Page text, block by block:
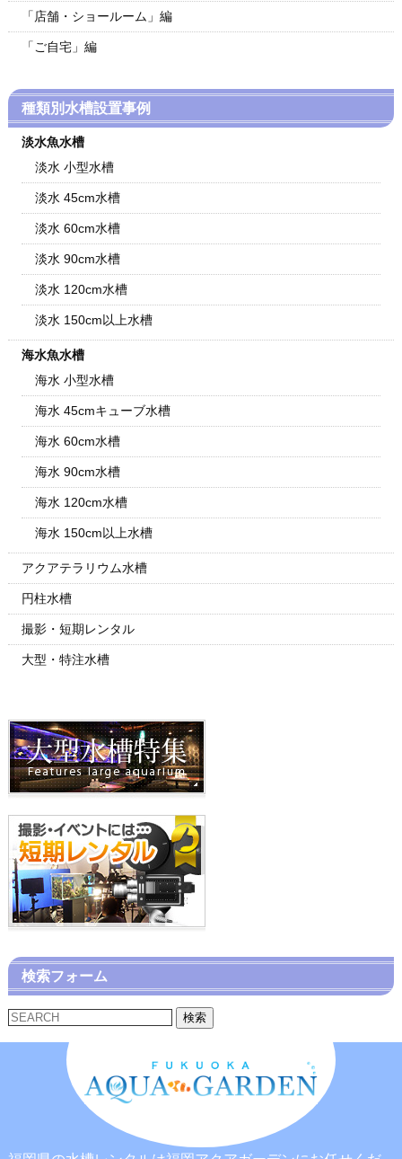
「店舗・ショールーム」編
「ご自宅」編
種類別水槽設置事例
淡水魚水槽
淡水 小型水槽
淡水 45cm水槽
淡水 60cm水槽
淡水 90cm水槽
淡水 120cm水槽
淡水 150cm以上水槽
海水魚水槽
海水 小型水槽
海水 45cmキューブ水槽
海水 60cm水槽
海水 90cm水槽
海水 120cm水槽
海水 150cm以上水槽
アクアテラリウム水槽
円柱水槽
撮影・短期レンタル
大型・特注水槽
検索フォーム
検索